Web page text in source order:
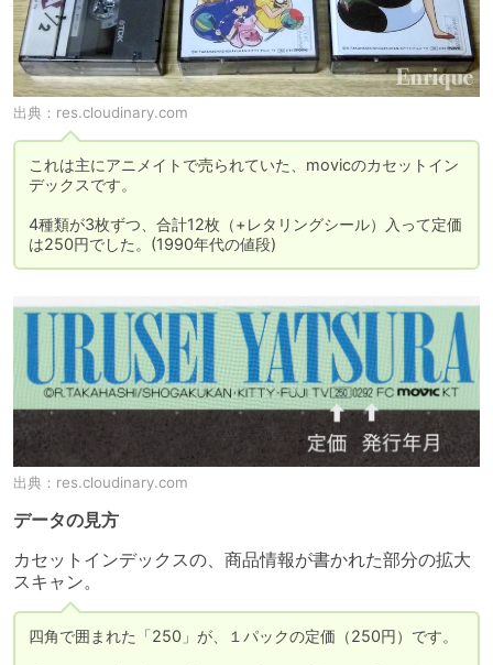
出典： res.cloudinary.com
これは主にアニメイトで売られていた、movicのカセットイン
デックスです。
4種類が3枚ずつ、合計12枚（+レタリングシール）入って定価
は250円でした。(1990年代の値段)
出典： res.cloudinary.com
データの見方
カセットインデックスの、商品情報が書かれた部分の拡大
スキャン。
四角で囲まれた「250」が、１パックの定価（250円）です。